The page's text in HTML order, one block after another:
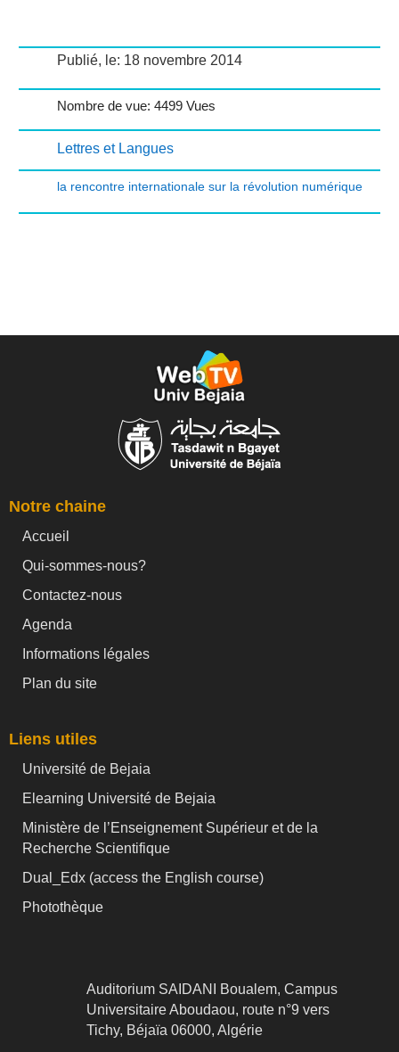
Publié, le: 18 novembre 2014
Nombre de vue: 4499 Vues
Lettres et Langues
la rencontre internationale sur la révolution numérique
Notre chaine
Accueil
Qui-sommes-nous?
Contactez-nous
Agenda
Informations légales
Plan du site
Liens utiles
Université de Bejaia
Elearning Université de Bejaia
Ministère de l’Enseignement Supérieur et de la
Recherche Scientifique
Dual_Edx (access the English course)
Photothèque
Auditorium SAIDANI Boualem, Campus
Universitaire Aboudaou, route n°9 vers
Tichy, Béjaïa 06000, Algérie